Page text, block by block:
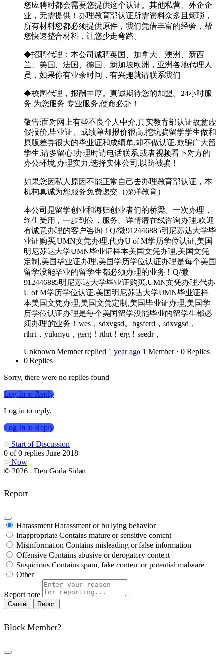
您应聘时都会需要您提供这个认证。其他私营、外企企
业，无需提供！办理教育部认证所需资料众多且烦琐，
所有材料您都必须提供原件，我们凭借丰富的经验，帮
您快速整合材料，让您少走弯路。
◆招聘代理：本公司诚聘英国、加拿大、澳洲、新西
兰、美国、法国、德国、新加坡欧洲，亚洲各地代理人
员，如果你有业余时间，有兴趣就请联系我们
◆校园代理，报酬丰厚。真诚期待您的加盟。24小时服
务 为您服务 专业服务,使命必赴！
敬告:面对网上有些不良个人中介,真实教育部认证故意虚
假报价,毕业证、成绩单却报价很高,挖坑骗留学学生做和
原版差异很大的毕业证和成绩单,却不做认证,欺骗广大留
学生,请多留心!办理时请电话联系,或者视频看下对方的
办公环境,办理实力,选择实体公司,以防被骗！
如果您因私人原因不能正常自己去办理教育部认证，本
机构真诚为您服务免费递交（深洋教育）
本公司是留学创业和海归创业者们的桥梁。一次办理，
终生受用，一步到位，服务。详情请在线咨询办理,欢迎
有诚意办理的客户咨询！Q/微912446885明尼苏达大学毕
业证购买,UMN文凭办理,代办U of M学历学位认证,美国
明尼苏达大学UMN毕业证样本美国文凭办理,美国文凭
定制,美国毕业证办理,美国学历学位认证办理是每个美国
留学没能毕业的留学生都必须办理的业务！Q/微
912446885明尼苏达大学毕业证购买,UMN文凭办理,代办
U of M学历学位认证,美国明尼苏达大学UMN毕业证样
本美国文凭办理,美国文凭定制,美国毕业证办理,美国学
历学位认证办理是每个美国留学没能毕业的留学生都必
须办理的业务！wes，sdxvgsd。bgsferd，sdxvgsd，
rthrt，yukmyu，gerg！rthrt！erg！seedr，
Unknown Member replied 1 year ago 1 Member · 0 Replies
0 Replies
Sorry, there were no replies found.
Log In to Reply
Log in to reply.
Log In to Reply
Start of Discussion
0 of0 replies June 2018
Now
© 2026 - Den Goda Sidan
Report
Harassment Harassment or bullying behavior
Inappropriate Contains mature or sensitive content
Misinformation Contains misleading or false information
Offensive Contains abusive or derogatory content
Suspicious Contains spam, fake content or potential malware
Other
Report note
Report
Block Member?